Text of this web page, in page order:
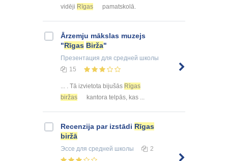
vidēji Rīgas pamatskolā.
Ārzemju mākslas muzejs
"Rīgas Birža"
Презентация для средней школы
15
... . Tā izvietota bijušās Rīgas
biržas
kantora telpās, kas ...
Recenzija par izstādi Rīgas
biržā
Эссе для средней школы 2